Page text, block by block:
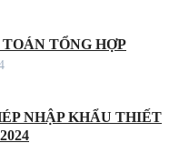
TỔNG HỢP
NHẬP KHẨU THIẾT